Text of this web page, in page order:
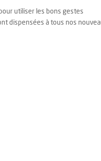
utiliser les bons gestes
dispensées à tous nos